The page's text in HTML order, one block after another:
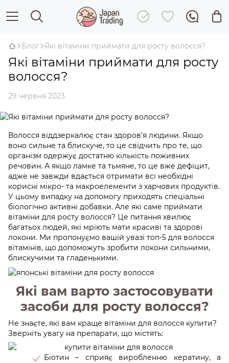
Блог Які вітаміни приймати для росту волосся?
Які вітаміни приймати для росту
волосся?
29 червня 2023
Волосся віддзеркалює стан здоров’я людини. Якщо
воно сильне та блискуче, то це свідчить про те, що
організм одержує достатню кількість поживних
речовин. А якщо ламке та тьмяне, то це вже дефіцит,
адже не завжди вдається отримати всі необхідні
корисні мікро- та макроелементи з харчових продуктів.
У цьому випадку на допомогу приходять спеціальні
біологічно активні добавки. Але які саме приймати
вітаміни для росту волосся? Це питання хвилює
багатьох людей, які мріють мати красиві та здорові
локони. Ми пропонуємо вашій увазі топ-5 для волосся
вітамінів, що допоможуть зробити локони сильними,
блискучими та гладенькими.
Які вам варто застосовувати
засоби для росту волосся?
Не знаєте, які вам краще вітаміни для волосся купити?
Зверніть увагу на препарати, що містять:
Біотин – сприяє виробленню кератину, а